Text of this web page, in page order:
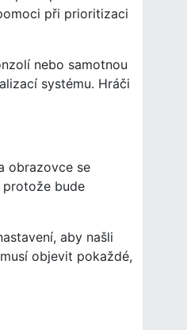
při prioritizaci
nebo samotnou
systému. Hráči
obrazovce se
bude
aby našli
objevit pokaždé,